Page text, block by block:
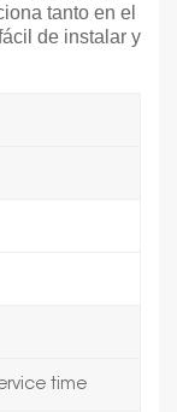
tanto en el
de instalar y
time